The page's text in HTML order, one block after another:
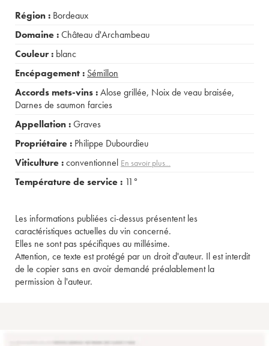
Région : Bordeaux
Domaine :Château d'Archambeau
Couleur : blanc
Encépagement : Sémillon
Accords mets-vins :Alose grillée, Noix de veau braisée,
Darnes de saumon farcies
Appellation :Graves
Propriétaire : Philippe Dubourdieu
Viticulture :conventionnel En savoir plus...
Température de service : 11°
Les informations publiées ci-dessus présentent les
caractéristiques actuelles du vin concerné.
Elles ne sont pas spécifiques au millésime.
Attention, ce texte est protégé par un droit d'auteur. Il est interdit
de le copier sans en avoir demandé préalablement la
permission à l'auteur.